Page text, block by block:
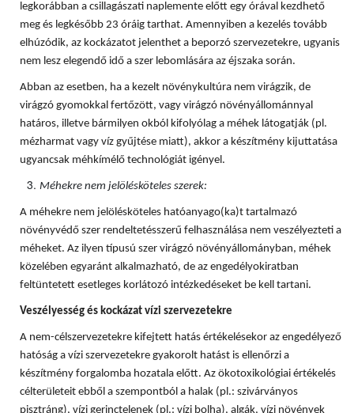
legkorábban a csillagászati naplemente előtt egy órával kezdhető
meg és legkésőbb 23 óráig tarthat. Amennyiben a kezelés tovább
elhúzódik, az kockázatot jelenthet a beporzó szervezetekre, ugyanis
nem lesz elegendő idő a szer lebomlására az éjszaka során.
Abban az esetben, ha a kezelt növénykultúra nem virágzik, de
virágzó gyomokkal fertőzött, vagy virágzó növényállománnyal
határos, illetve bármilyen okból kifolyólag a méhek látogatják (pl.
mézharmat vagy víz gyűjtése miatt), akkor a készítmény kijuttatása
ugyancsak méhkímélő technológiát igényel.
Méhekre nem jelölésköteles szerek:
A méhekre nem jelölésköteles hatóanyago(ka)t tartalmazó
növényvédő szer rendeltetésszerű felhasználása nem veszélyezteti a
méheket. Az ilyen típusú szer virágzó növényállományban, méhek
közelében egyaránt alkalmazható, de az engedélyokiratban
feltüntetett esetleges korlátozó intézkedéseket be kell tartani.
Veszélyesség és kockázat vízi szervezetekre
A nem-célszervezetekre kifejtett hatás értékelésekor az engedélyező
hatóság a vízi szervezetekre gyakorolt hatást is ellenőrzi a
készítmény forgalomba hozatala előtt. Az ökotoxikológiai értékelés
célterületeit ebből a szempontból a halak (pl.: szivárványos
pisztráng), vízi gerinctelenek (pl.: vízi bolha), algák, vízi növények